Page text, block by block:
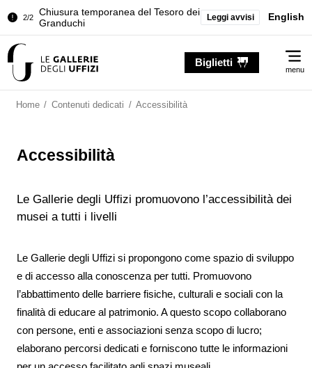
Granduchi
Palazzo Pitti. Temporanea chiusura
2/2
Chiusura temporanea del Tesoro dei
1/2
Palazzo Pitti. Temporanea chiusura
Granduchi
Leggi avvisi English
Biglietti
menu
Home / Contenuti dedicati / Accessibilità
Accessibilità
Le Gallerie degli Uffizi promuovono l’accessibilità dei
musei a tutti i livelli
Le Gallerie degli Uffizi si propongono come spazio di sviluppo
e di accesso alla conoscenza per tutti. Promuovono
l’abbattimento delle barriere fisiche, culturali e sociali con la
finalità di educare al patrimonio. A questo scopo collaborano
con persone, enti e associazioni senza scopo di lucro;
elaborano percorsi dedicati e forniscono tutte le informazioni